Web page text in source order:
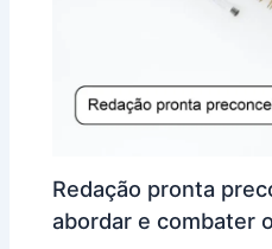
Redação pronta
abordar e combater